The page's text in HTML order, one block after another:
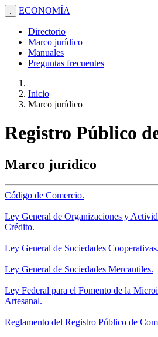
. ECONOMÍA
Directorio
Marco jurídico
Manuales
Preguntas frecuentes
Inicio
Marco jurídico
Registro Público
Marco jurídico
Código de Comercio.
Ley General de Organizaciones y
Crédito.
Ley General de Sociedades Cooperativas.
Ley General de Sociedades Mercantiles.
Ley Federal para el Fomento de la
Artesanal.
Reglamento del Registro Público de